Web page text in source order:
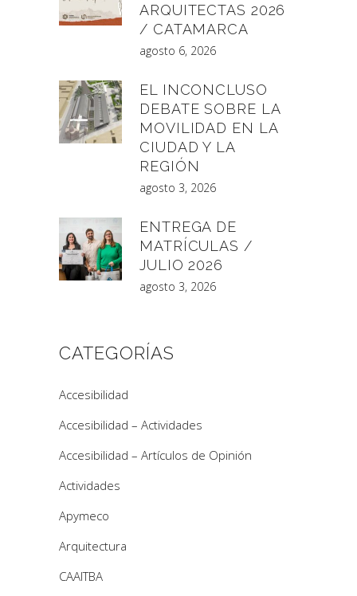
ARQUITECTAS 2026
/ CATAMARCA
agosto 6, 2026
EL INCONCLUSO
DEBATE SOBRE LA
MOVILIDAD EN LA
CIUDAD Y LA
REGIÓN
agosto 3, 2026
ENTREGA DE
MATRÍCULAS /
JULIO 2026
agosto 3, 2026
CATEGORÍAS
Accesibilidad
Accesibilidad – Actividades
Accesibilidad – Artículos de Opinión
Actividades
Apymeco
Arquitectura
CAAITBA